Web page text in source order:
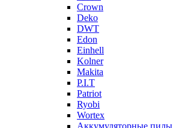
Crown
Deko
DWT
Edon
Einhell
Kolner
Makita
P.I.T
Patriot
Ryobi
Wortex
Аккумуляторные пилы